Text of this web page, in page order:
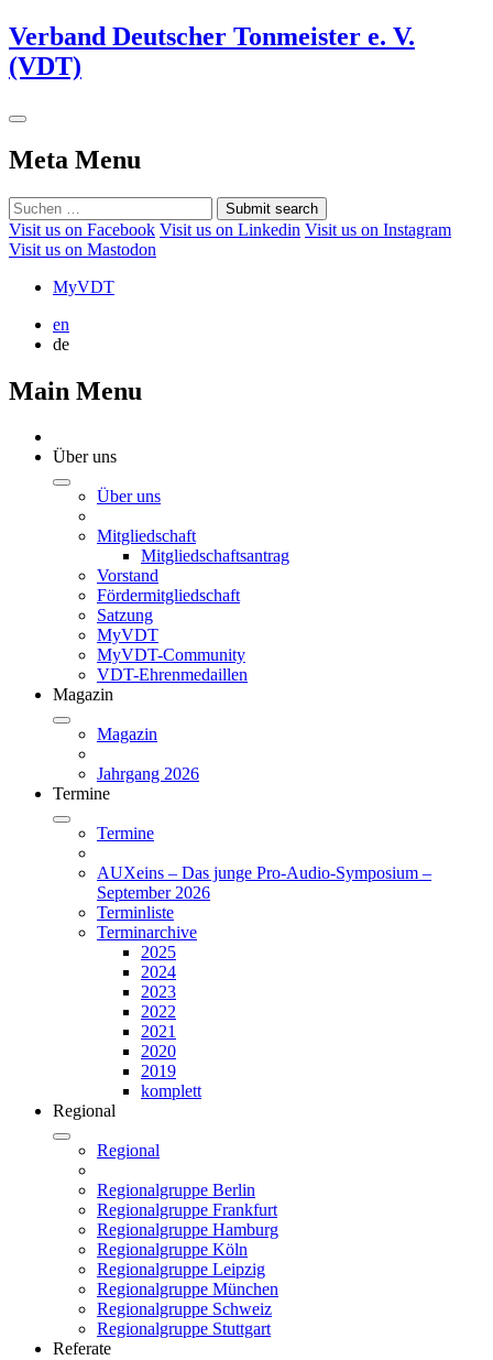
Verband Deutscher Tonmeister e. V.
(VDT)
Meta Menu
Submit search
Visit us on Facebook Visit us on Linkedin Visit us on Instagram
Visit us on Mastodon
MyVDT
en
de
Main Menu
Über uns
Über uns
Mitgliedschaft
Mitgliedschaftsantrag
Vorstand
Fördermitgliedschaft
Satzung
MyVDT
MyVDT-Community
VDT-Ehrenmedaillen
Magazin
Magazin
Jahrgang 2026
Termine
Termine
AUXeins – Das junge Pro-Audio-Symposium –
September 2026
Terminliste
Terminarchive
2025
2024
2023
2022
2021
2020
2019
komplett
Regional
Regional
Regionalgruppe Berlin
Regionalgruppe Frankfurt
Regionalgruppe Hamburg
Regionalgruppe Köln
Regionalgruppe Leipzig
Regionalgruppe München
Regionalgruppe Schweiz
Regionalgruppe Stuttgart
Referate